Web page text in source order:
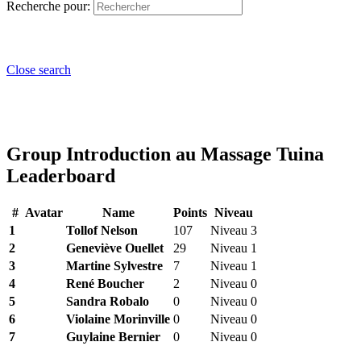
Recherche pour:
Close search
Group Introduction au Massage Tuina
Leaderboard
# Avatar Name Points Niveau
1
Tollof Nelson 107
Niveau 3
2
Geneviève Ouellet 29
Niveau 1
3
Martine Sylvestre 7
Niveau 1
4
René Boucher 2
Niveau 0
5
Sandra Robalo 0
Niveau 0
6
Violaine Morinville 0
Niveau 0
7
Guylaine Bernier 0
Niveau 0